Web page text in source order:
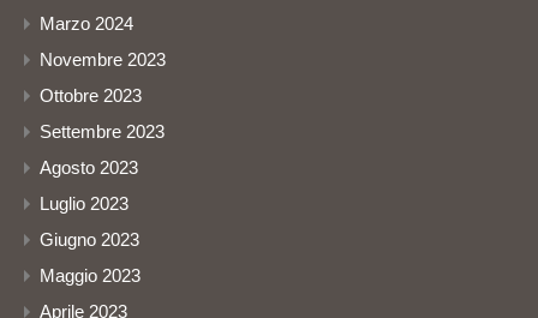
Marzo 2024
Novembre 2023
Ottobre 2023
Settembre 2023
Agosto 2023
Luglio 2023
Giugno 2023
Maggio 2023
Aprile 2023